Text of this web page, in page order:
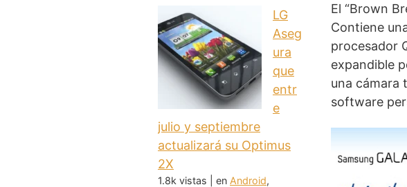
El “Brown
Contiene
procesador
expandible
una cámara
software
LG
Aseg
ura
que
entr
e
julio y septiembre
actualizará su Optimus
2X
1.8k vistas en Android,